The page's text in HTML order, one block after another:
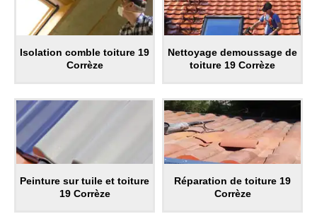
Isolation comble toiture 19
Corrèze
Nettoyage demoussage de
toiture 19 Corrèze
Peinture sur tuile et toiture
19 Corrèze
Réparation de toiture 19
Corrèze